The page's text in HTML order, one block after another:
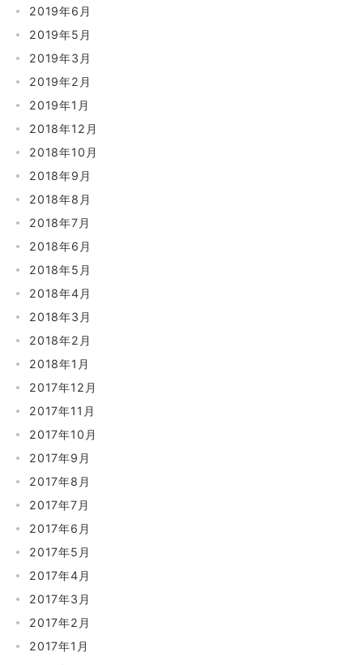
2019年6月
2019年5月
2019年3月
2019年2月
2019年1月
2018年12月
2018年10月
2018年9月
2018年8月
2018年7月
2018年6月
2018年5月
2018年4月
2018年3月
2018年2月
2018年1月
2017年12月
2017年11月
2017年10月
2017年9月
2017年8月
2017年7月
2017年6月
2017年5月
2017年4月
2017年3月
2017年2月
2017年1月